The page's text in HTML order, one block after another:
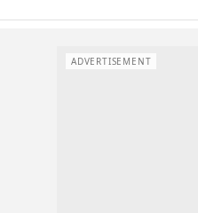
ADVERTISEMENT